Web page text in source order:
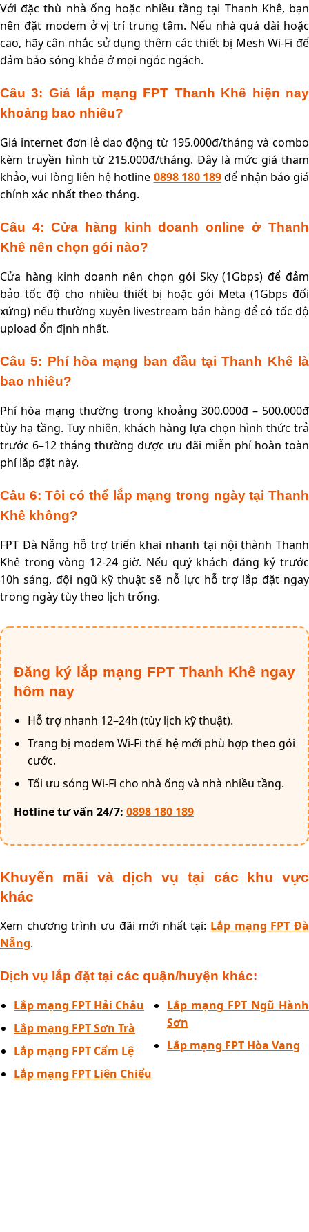
Với đặc thù nhà ống hoặc nhiều tầng tại Thanh Khê, bạn
nên đặt modem ở vị trí trung tâm. Nếu nhà quá dài hoặc
cao, hãy cân nhắc sử dụng thêm các thiết bị Mesh Wi-Fi để
đảm bảo sóng khỏe ở mọi ngóc ngách.
Câu 3: Giá lắp mạng FPT Thanh Khê hiện nay
khoảng bao nhiêu?
Giá internet đơn lẻ dao động từ 195.000đ/tháng và combo
kèm truyền hình từ 215.000đ/tháng. Đây là mức giá tham
khảo, vui lòng liên hệ hotline 0898 180 189để nhận báo giá
chính xác nhất theo tháng.
Câu 4: Cửa hàng kinh doanh online ở Thanh
Khê nên chọn gói nào?
Cửa hàng kinh doanh nên chọn gói Sky (1Gbps) để đảm
bảo tốc độ cho nhiều thiết bị hoặc gói Meta (1Gbps đối
xứng) nếu thường xuyên livestream bán hàng để có tốc độ
upload ổn định nhất.
Câu 5: Phí hòa mạng ban đầu tại Thanh Khê là
bao nhiêu?
Phí hòa mạng thường trong khoảng 300.000đ – 500.000đ
tùy hạ tầng. Tuy nhiên, khách hàng lựa chọn hình thức trả
trước 6–12 tháng thường được ưu đãi miễn phí hoàn toàn
phí lắp đặt này.
Câu 6: Tôi có thể lắp mạng trong ngày tại Thanh
Khê không?
FPT Đà Nẵng hỗ trợ triển khai nhanh tại nội thành Thanh
Khê trong vòng 12-24 giờ. Nếu quý khách đăng ký trước
10h sáng, đội ngũ kỹ thuật sẽ nỗ lực hỗ trợ lắp đặt ngay
trong ngày tùy theo lịch trống.
Đăng ký lắp mạng FPT Thanh Khê ngay
hôm nay
Hỗ trợ nhanh 12–24h (tùy lịch kỹ thuật).
Trang bị modem Wi-Fi thế hệ mới phù hợp theo gói
cước.
Tối ưu sóng Wi-Fi cho nhà ống và nhà nhiều tầng.
Hotline tư vấn 24/7: 0898 180 189
Khuyến mãi và dịch vụ tại các khu vực
khác
Xem chương trình ưu đãi mới nhất tại: Lắp mạng FPT Đà
Nẵng.
Dịch vụ lắp đặt tại các quận/huyện khác:
Lắp mạng FPT Hải Châu
Lắp mạng FPT Sơn Trà
Lắp mạng FPT Cẩm Lệ
Lắp mạng FPT Liên Chiểu
Lắp mạng FPT Ngũ Hành
Sơn
Lắp mạng FPT Hòa Vang